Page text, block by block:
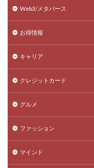
Web3/メタバース
お得情報
キャリア
クレジットカード
グルメ
ファッション
マインド